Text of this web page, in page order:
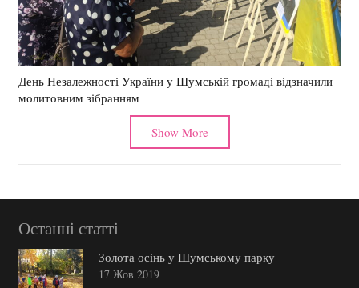
День Незалежності України у Шумській громаді відзначили
молитовним зібранням
Show More
Останні статті
Золота осінь у Шумському парку
17 Жов 2019